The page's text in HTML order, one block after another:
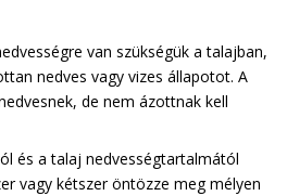
van szükségük a talajban,
nedves vagy vizes állapotot. A
de nem ázottnak kell
és a talaj nedvességtartalmától
vagy kétszer öntözze meg mélyen